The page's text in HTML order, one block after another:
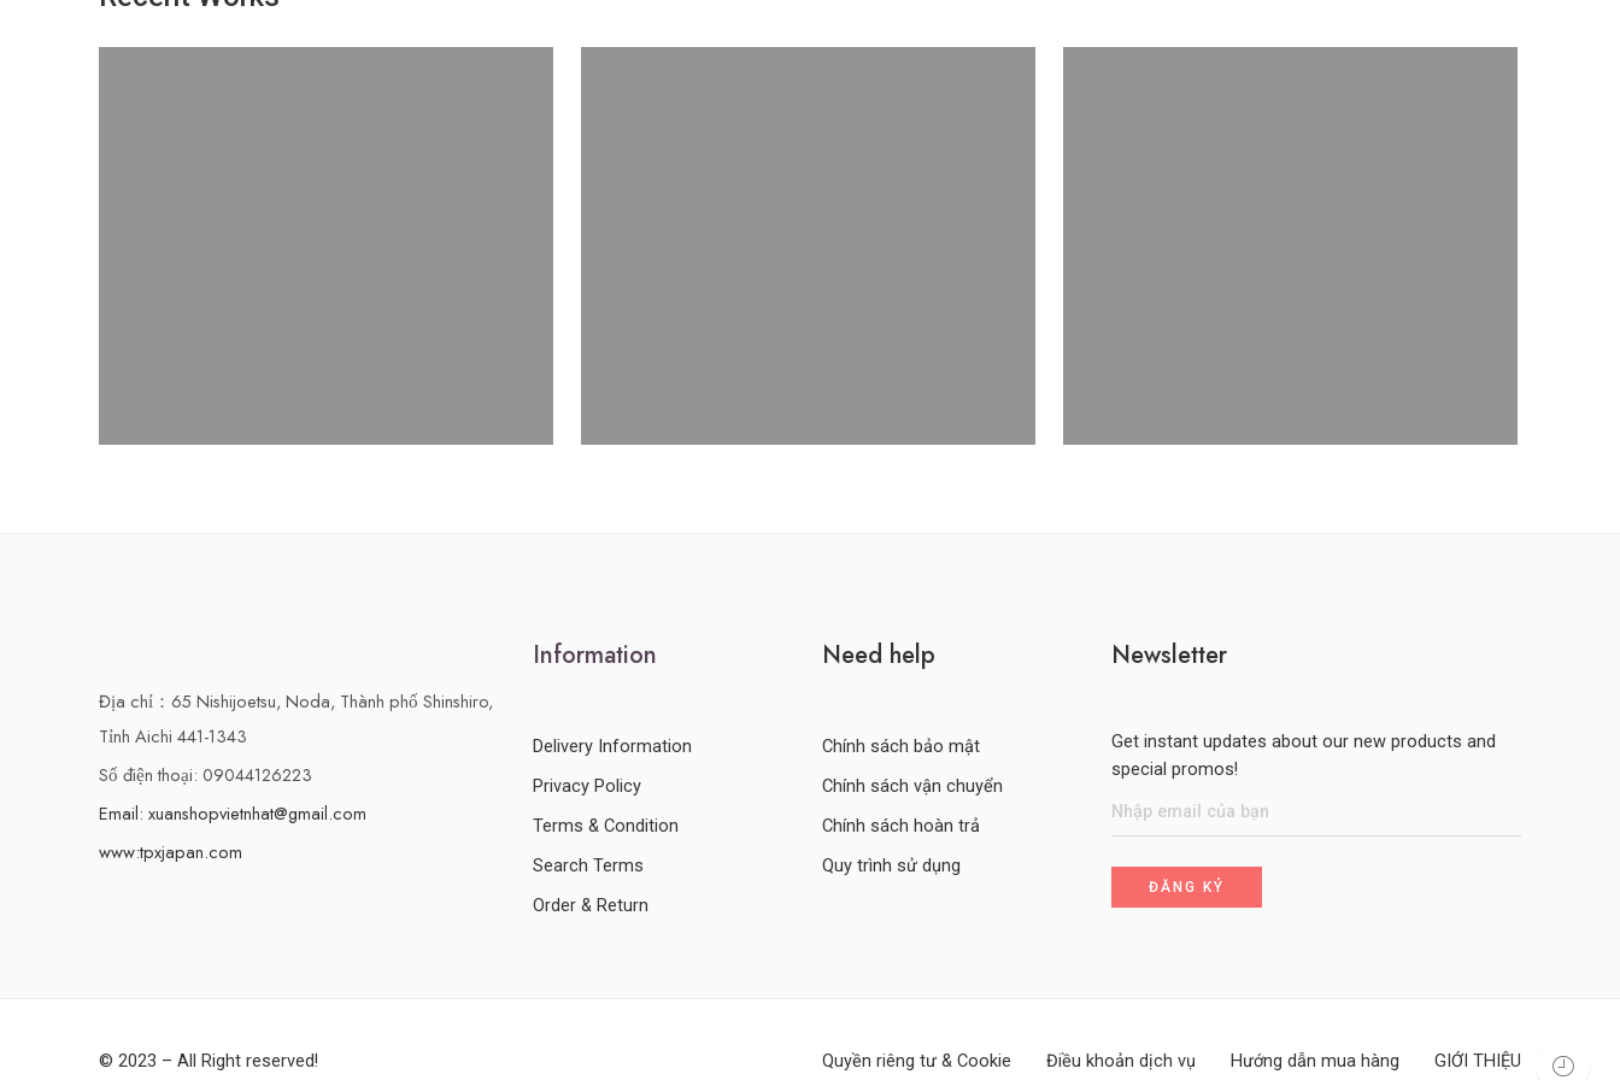
Địa chỉ：65 Nishijoetsu, Noda, Thành phố Shinshiro,
Tỉnh Aichi 441-1343
Số điện thoại: 09044126223
Email: xuanshopvietnhat@gmail.com
www:tpxjapan.com
Information
Delivery Information
Privacy Policy
Terms & Condition
Search Terms
Order & Return
Need help
Chính sách bảo mật
Chính sách vận chuyển
Chính sách hoàn trả
Quy trình sử dụng
Newsletter
Get instant updates about our new products and
special promos!
© 2023 – All Right reserved! Quyền riêng tư & Cookie Điều khoản dịch vụ Hướng dẫn mua hàng GIỚI THIỆU